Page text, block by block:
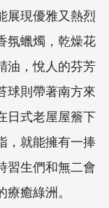
展現優雅又熱烈
氛蠟燭，乾燥花
油，悅人的芬芳
球則帶著南方來
日式老屋屋簷下
就能擁有一捧
習生們和無二會
癒綠洲。